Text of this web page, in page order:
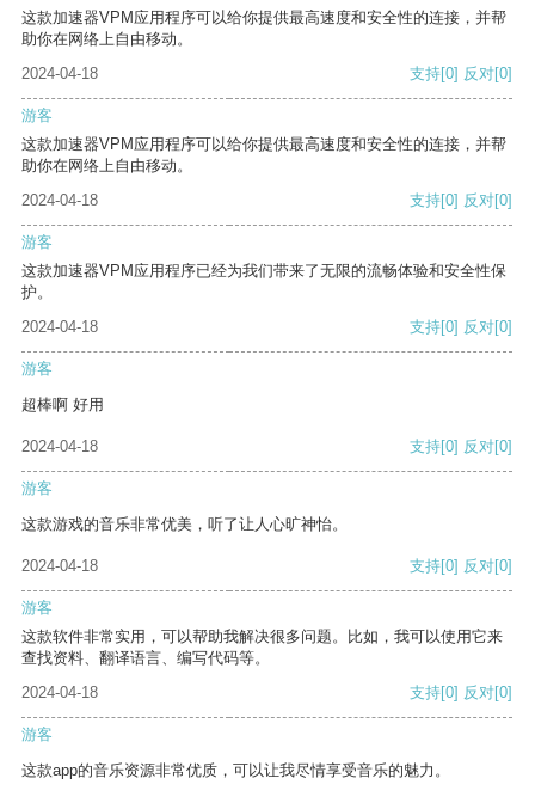
这款加速器VPM应用程序可以给你提供最高速度和安全性的连接，并帮
助你在网络上自由移动。
2024-04-18
支持[0] 反对[0]
游客
这款加速器VPM应用程序可以给你提供最高速度和安全性的连接，并帮
助你在网络上自由移动。
2024-04-18
支持[0] 反对[0]
游客
这款加速器VPM应用程序已经为我们带来了无限的流畅体验和安全性保
护。
2024-04-18
支持[0] 反对[0]
游客
超棒啊 好用
2024-04-18 支持[0] 反对[0]
游客
这款游戏的音乐非常优美，听了让人心旷神怡。
2024-04-18 支持[0] 反对[0]
游客
这款软件非常实用，可以帮助我解决很多问题。比如，我可以使用它来
查找资料、翻译语言、编写代码等。
2024-04-18
支持[0] 反对[0]
游客
这款app的音乐资源非常优质，可以让我尽情享受音乐的魅力。